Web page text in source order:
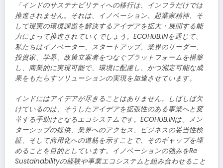
「インドのサステナビリティへの移行は、インフラだけでは
推進されません。それは、イノベーション、起業家精神、そ
して現実の環境課題を解決するアイデアを拡大・展開する能
力によって推進されていくでしょう。ECOHUB.INを通じて、
私たちはイノベーター、スタートアップ、業界のリーダー、
投資家、学界、政策立案者をつなぐプラットフォームを構築
し、商業的に実現可能で、環境に配慮し、かつ測定可能な成
果をもたらすソリューションの実現を加速させています。
インドにはアイデアが尽きることはありません。しばしば欠
けているのは、そうしたアイデアを拡張性のある事業へと変
革する手助けとなるエコシステムです。ECOHUB.INは、メン
ターシップの提供、業界へのアクセス、ビジネスの妥当性検
証、そして商用化への道筋を示すことで、そのギャップを埋
めることを目的としています。イノベーションの強みをRe
Sustainabilityの経験や事業エコシステムと組み合わせること